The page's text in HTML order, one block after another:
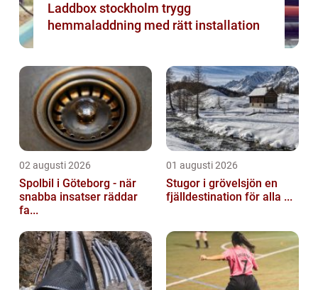
Laddbox stockholm trygg
hemmaladdning med rätt installation
02 augusti 2026
Spolbil i Göteborg - när
snabba insatser räddar
fa...
01 augusti 2026
Stugor i grövelsjön en
fjälldestination för alla ...